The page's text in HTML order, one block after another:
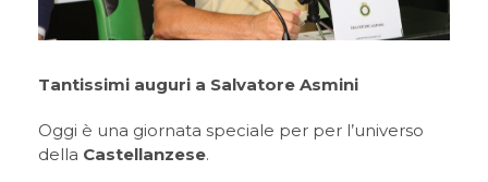
Tantissimi auguri a Salvatore Asmini
Oggi è una giornata speciale per per l’universo
della Castellanzese.